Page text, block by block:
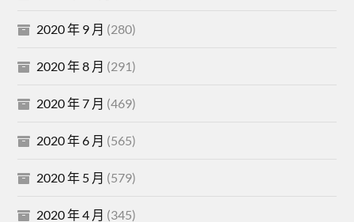
2020 年 9 月 (280)
2020 年 8 月 (291)
2020 年 7 月 (469)
2020 年 6 月 (565)
2020 年 5 月 (579)
2020 年 4 月 (345)